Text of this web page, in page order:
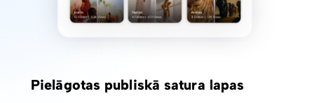
Pielāgotas publiskā satura lapas